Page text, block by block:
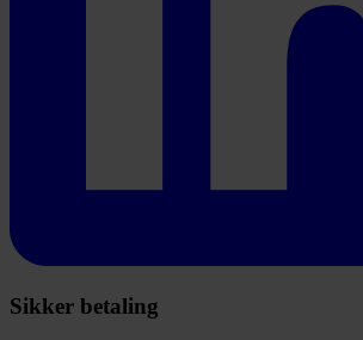
Sikker betaling